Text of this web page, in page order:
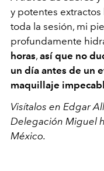
y potentes
toda la sesión, mi
profundamente
horas, así que no
un día antes de un
maquillaje
Visítalos en Edgar
Delegación Miguel
México.